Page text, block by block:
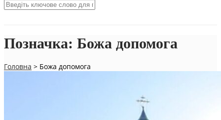
Позначка: Божа допомога
Головна > Божа допомога